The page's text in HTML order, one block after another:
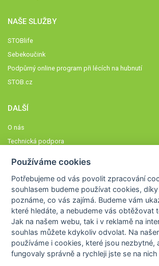
NAŠE SLUŽBY
STOBlife
Sebekoučink
Podpůrný online program při lécích na hubnutí
STOB.cz
DALŠÍ
O nás
Technická podpora
Členové STOBklubu
Zásady nakládání s osobními údaji
Otestujte se
Spočítejte si
Výzva 52
Používáme cookies
Potřebujeme od vás povolit zpracování
souhlasem budeme používat cookies,
poznáme,co vás zajímá. Budeme vám
které hledáte, a nebudeme vás obtěžovat
Jak na našem webu, tak i v reklamě na
souhlas můžete kdykoliv odvolat. Na
používáme i cookies, které jsou nezbytné,
fungovaly správně a rychleji jste se na